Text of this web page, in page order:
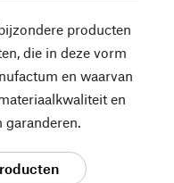
producten
die in deze vorm
en waarvan
en